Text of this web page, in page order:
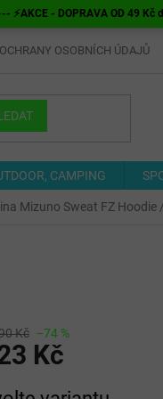
⚡AKCE - DOPRAVA OD 49
OSOBNÍCH ÚDAJŮ
CAMPING
Mizuno Sweat FZ Hoodie
Kč –74 %
Kč